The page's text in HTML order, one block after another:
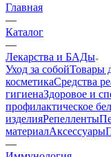
Главная
—
Каталог
—
Лекарства и БАДы
Уход за собойТовары
косметикаСредства
гигиенаЗдоровое и
профилактическое
изделияРепелленты
материалАксессуары
—